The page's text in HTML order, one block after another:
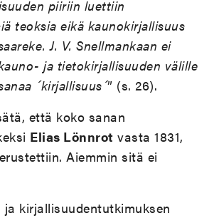
piiriin luettiin
teoksia eikä kaunokirjallisuus
J. V. Snellmankaan ei
ja tietokirjallisuuden välille
´kirjallisuus´” (s. 26).
että koko sanan
Elias Lönnrot vasta 1831,
Aiemmin sitä ei
kirjallisuudentutkimuksen